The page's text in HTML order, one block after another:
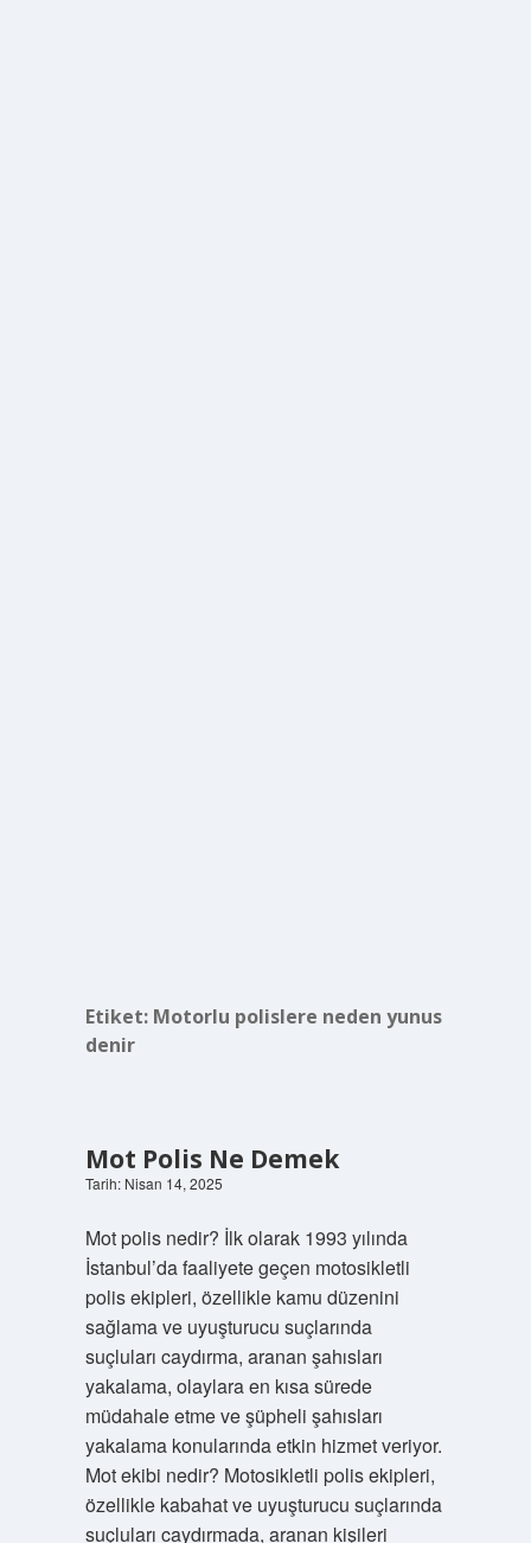
Etiket: Motorlu polislere neden yunus
denir
Mot Polis Ne Demek
Tarih: Nisan 14, 2025
Mot polis nedir? İlk olarak 1993 yılında
İstanbul’da faaliyete geçen motosikletli
polis ekipleri, özellikle kamu düzenini
sağlama ve uyuşturucu suçlarında
suçluları caydırma, aranan şahısları
yakalama, olaylara en kısa sürede
müdahale etme ve şüpheli şahısları
yakalama konularında etkin hizmet veriyor.
Mot ekibi nedir? Motosikletli polis ekipleri,
özellikle kabahat ve uyuşturucu suçlarında
suçluları caydırmada, aranan kişileri